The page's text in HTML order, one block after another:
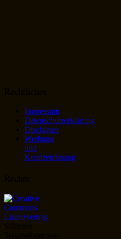
Impressum
Datenschutzerklärung
Disclaimer
Werbung
und
Kennzeichnung